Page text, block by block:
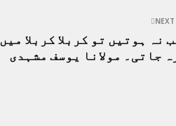
نہ ہوتیں تو کربلا کربلا میں
جاتی۔ مولانا یوسف مشہدی